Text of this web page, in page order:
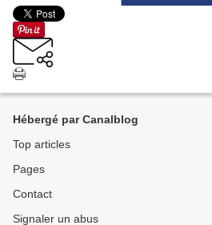
Hébergé par Canalblog
Top articles
Pages
Contact
Signaler un abus